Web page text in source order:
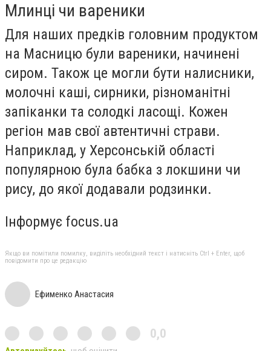
Млинці чи вареники
Для наших предків головним продуктом
на Масницю були вареники, начинені
сиром. Також це могли бути налисники,
молочні каші, сирники, різноманітні
запіканки та солодкі ласощі. Кожен
регіон мав свої автентичні страви.
Наприклад, у Херсонській області
популярною була бабка з локшини чи
рису, до якої додавали родзинки.
Інформує focus.ua
Якщо ви помітили помилку, виділіть необхідний текст і натисніть Ctrl + Enter, щоб
повідомити про це редакцію
Ефименко Анастасия
0,0